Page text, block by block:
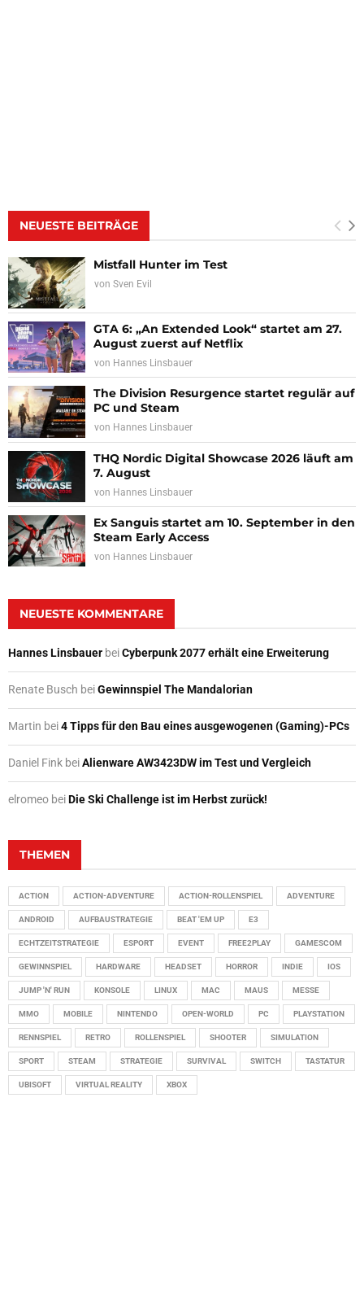
NEUESTE BEITRÄGE
Mistfall Hunter im Test
von Sven Evil
GTA 6: „An Extended Look“ startet am 27.
August zuerst auf Netflix
von Hannes Linsbauer
The Division Resurgence startet regulär auf
PC und Steam
von Hannes Linsbauer
THQ Nordic Digital Showcase 2026 läuft am
7. August
von Hannes Linsbauer
Ex Sanguis startet am 10. September in den
Steam Early Access
von Hannes Linsbauer
NEUESTE KOMMENTARE
Hannes Linsbauer beiCyberpunk 2077 erhält eine Erweiterung
Renate Busch beiGewinnspiel The Mandalorian
Martin bei4 Tipps für den Bau eines ausgewogenen (Gaming)-PCs
Daniel Fink beiAlienware AW3423DW im Test und Vergleich
elromeo beiDie Ski Challenge ist im Herbst zurück!
THEMEN
ACTION ACTION-ADVENTURE ACTION-ROLLENSPIEL ADVENTURE
ANDROID AUFBAUSTRATEGIE BEAT 'EM UP E3
ECHTZEITSTRATEGIE ESPORT EVENT FREE2PLAY GAMESCOM
GEWINNSPIEL HARDWARE HEADSET HORROR INDIE IOS
JUMP 'N' RUN KONSOLE LINUX MAC MAUS MESSE
MMO MOBILE NINTENDO OPEN-WORLD PC PLAYSTATION
RENNSPIEL RETRO ROLLENSPIEL SHOOTER SIMULATION
SPORT STEAM STRATEGIE SURVIVAL SWITCH TASTATUR
UBISOFT VIRTUAL REALITY XBOX